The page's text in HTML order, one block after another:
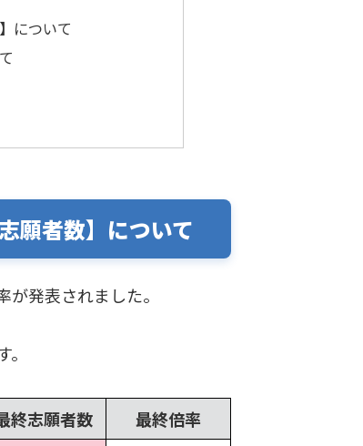
について
願者数】について
発表されました。
終志願者数 最終倍率